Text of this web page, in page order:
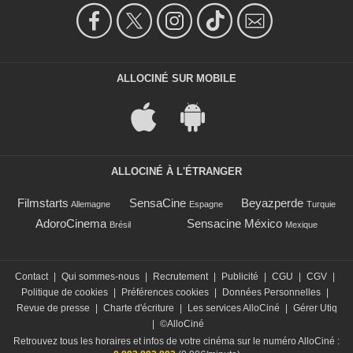
ALLOCINÉ SUR MOBILE
ALLOCINÉ À L'ÉTRANGER
Filmstarts Allemagne SensaCine Espagne Beyazperde Turquie
AdoroCinema Brésil Sensacine México Mexique
Contact Qui sommes-nous Recrutement Publicité CGU CGV
Politique de cookies
Préférences cookies Données Personnelles
Revue de presse
Charte d'écriture Les services AlloCiné
Gérer Utiq
©AlloCiné
Retrouvez tous les horaires et infos de votre cinéma sur le numéro AlloCiné :